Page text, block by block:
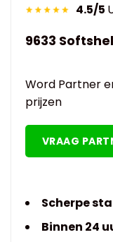
4.5/5
9633
Word Partner
prijzen
VRAAG
Scherpe
Binnen 24